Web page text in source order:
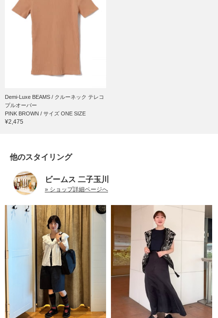
Demi-Luxe BEAMS / クルーネック テレコ
プルオーバー
PINK BROWN / サイズ ONE SIZE
¥2,475
他のスタイリング
ビームス 二子玉川
» ショップ詳細ページへ